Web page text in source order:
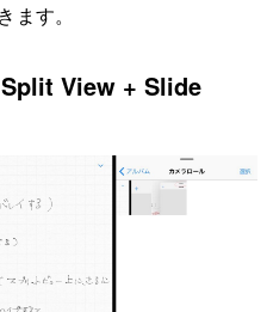
ます。
View + Slide